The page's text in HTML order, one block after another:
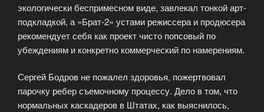
экологически беспримесном виде, завлекал тонкой арт-
подкладкой, а «Брат-2» устами режиссера и продюсера
рекомендует себя как проект чисто попсовый по
убеждениям и конкретно коммерческий по намерениям.
Сергей Бодров не пожалел здоровья, пожертвовал
парочку ребер съемочному процессу. Дело в том, что
нормальных каскадеров в Штатах, как выяснилось,